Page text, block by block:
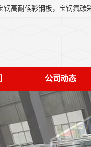
公司动态